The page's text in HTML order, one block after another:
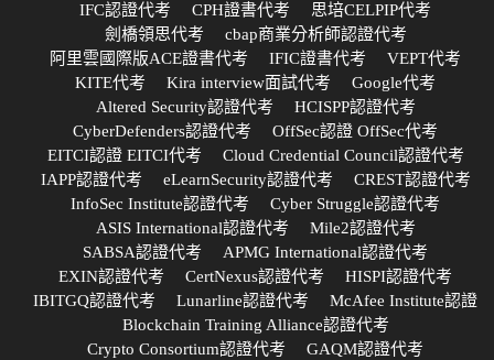
IFC認證代考
CPH證書代考
思培CELPIP代考
劍橋領思代考
cbap商業分析師認證代考
阿里雲國際版ACE證書代考
IFIC證書代考
VEPT代考
KITE代考
Kira interview面試代考
Google代考
Altered Security認證代考
HCISPP認證代考
CyberDefenders認證代考
OffSec認證 OffSec代考
EITCI認證 EITCI代考
Cloud Credential Council認證代考
IAPP認證代考
eLearnSecurity認證代考
CREST認證代考
InfoSec Institute認證代考
Cyber Struggle認證代考
ASIS International認證代考
Mile2認證代考
SABSA認證代考
APMG International認證代考
EXIN認證代考
CertNexus認證代考
HISPI認證代考
IBITGQ認證代考
Lunarline認證代考
McAfee Institute認證
Blockchain Training Alliance認證代考
Crypto Consortium認證代考
GAQM認證代考